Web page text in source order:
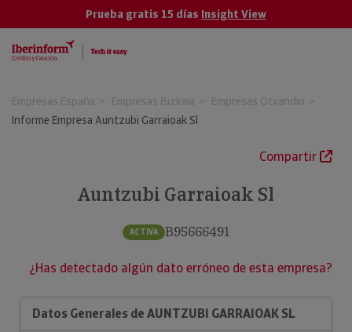
Prueba gratis 15 días Insight View
Empresas España Empresas Bizkaia
Empresas Otxandio
Informe Empresa Auntzubi Garraioak Sl
Compartir
Auntzubi Garraioak Sl
ACTIVA B95666491
¿Has detectado algún dato erróneo de esta empresa?
Datos Generales de AUNTZUBI GARRAIOAK SL